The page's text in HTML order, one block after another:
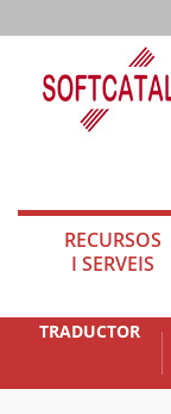
RECURSOS
I SERVEIS
TRADUCTOR